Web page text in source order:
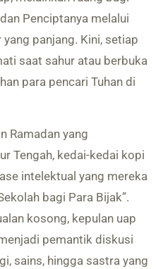
Penciptanya melalui
panjang. Kini, setiap
saat sahur atau berbuka
para pencari Tuhan di
Ramadan yang
Tengah, kedai-kedai kopi
intelektual yang mereka
bagi Para Bijak”.
kosong, kepulan uap
pemantik diskusi
sains, hingga sastra yang